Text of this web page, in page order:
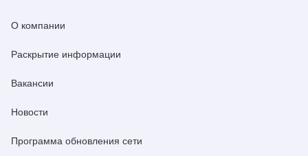
О компании
Раскрытие информации
Вакансии
Новости
Программа обновления сети